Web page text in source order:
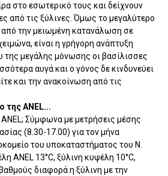
στο εσωτερικό τους και δείχνουν
από τις ξύλινες. Όμως το μεγαλύτερο
από την μειωμένη κατανάλωση σε
είναι η γρήγορη ανάπτυξη
της μεγάλης μόνωσης οι βασίλισσες
αυγά και ο γόνος δε κινδυνεύει
και την ανακοίνωση από τις
της ANEL...
ANEL; Σύμφωνα με μετρήσεις μέσης
(8.30-17.00) για τον μήνα
του υποκαταστήματος του Ν.
ANEL 13°C, ξύλινη κυψέλη 10°C,
διαφορά η ξύλινη με την